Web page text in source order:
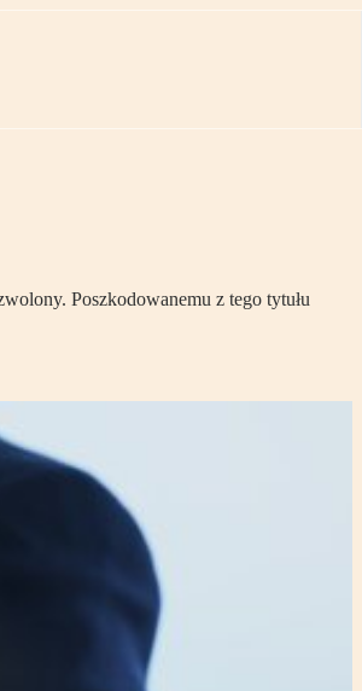
Poszkodowanemu z tego tytułu